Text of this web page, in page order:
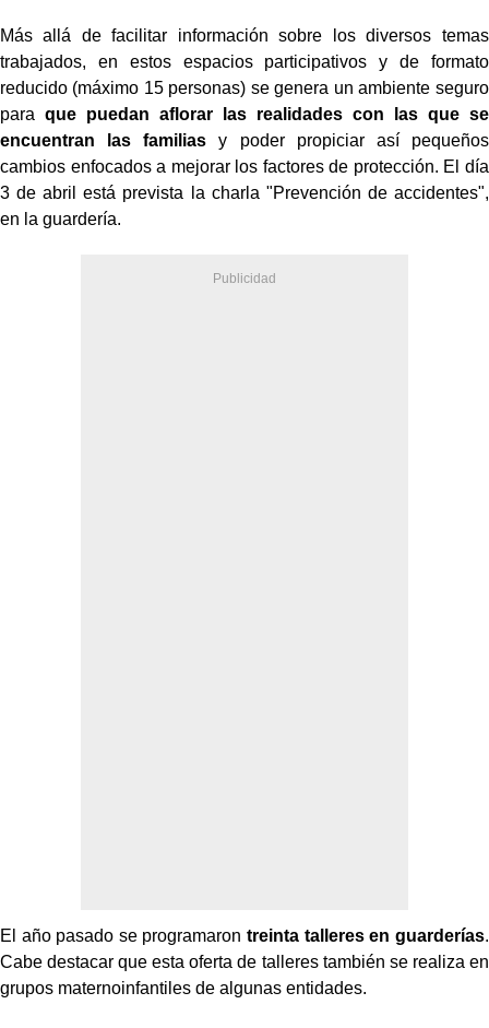
Más allá de facilitar información sobre los diversos temas
trabajados, en estos espacios participativos y de formato
reducido (máximo 15 personas) se genera un ambiente seguro
para que puedan aflorar las realidades con las que se
encuentran las familias y poder propiciar así pequeños
cambios enfocados a mejorar los factores de protección. El día
3 de abril está prevista la charla "Prevención de accidentes",
en la guardería.
El año pasado se programarontreinta talleres en guarderías.
Cabe destacar que esta oferta de talleres también se realiza en
grupos maternoinfantiles de algunas entidades.